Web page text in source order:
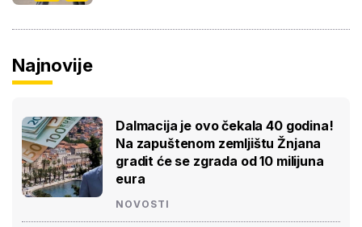
Najnovije
Dalmacija je ovo čekala 40 godina!
Na zapuštenom zemljištu Žnjana
gradit će se zgrada od 10 milijuna
eura
NOVOSTI